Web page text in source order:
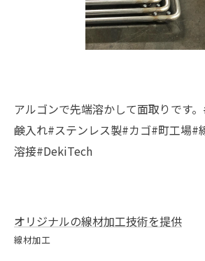
アルゴンで先端溶かして面取りです
鹸入れ#ステンレス製#カゴ#町工場#
溶接#DekiTech
オリジナルの線材加工技術を提供
線材加工